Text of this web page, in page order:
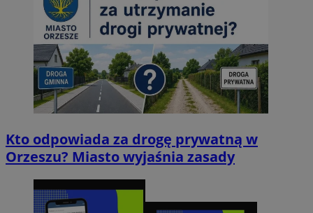
Kto odpowiada za drogę prywatną w
Orzeszu? Miasto wyjaśnia zasady